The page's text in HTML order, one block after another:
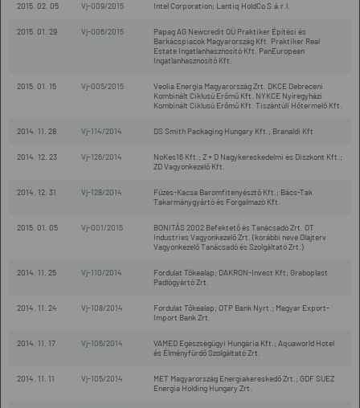
2015. 02. 05 Vj-009/2015 Intel Corporation; Lantiq HoldCo S.á.r.l.
2015. 01. 29 Vj-006/2015
Papag AG Newcredit OÜ Praktiker Építési és
Barkácspiacok Magyarország Kft. Praktiker Real
Estate Ingatlanhasznosító Kft. PanEuropean
Ingatlanhasznosító Kft.
2015. 01. 15 Vj-005/2015
Veolia Energia Magyarország Zrt. DKCE Debreceni
Kombinált Ciklusú Erőmű Kft. NYKCE Nyíregyházi
Kombinált Ciklusú Erőmű Kft. Tiszántúli Hőtermelő Kft.
2014. 11. 28 Vj-114/2014 DS Smith Packaging Hungary Kft.; Branaldi Kft
2014. 12. 23 Vj-126/2014
NoKes16 Kft.; Z + D Nagykereskedelmi és Diszkont Kft.;
ZD Vagyonkezelő Kft.
2014. 12. 31 Vj-128/2014
Füzes-Kacsa Baromfitenyésztő Kft.; Bács-Tak
Takarmánygyártó és Forgalmazó Kft.
2015. 01. 05 Vj-001/2015
BONITÁS 2002 Befektető és Tanácsadó Zrt. OT
Industries Vagyonkezelő Zrt. (korábbi neve Olajterv
Vagyonkezelő Tanácsadó és Szolgáltató Zrt.)
2014. 11. 25 Vj-110/2014
Fordulat Tőkealap; DAKRON-Invest Kft; Graboplast
Padlógyártó Zrt.
2014. 11. 24 Vj-108/2014
Fordulat Tőkealap; OTP Bank Nyrt.; Magyar Export-
Import Bank Zrt.
2014. 11. 17 Vj-106/2014
VAMED Egészségügyi Hungária Kft.; Aquaworld Hotel
és Élményfürdő Szolgáltató Zrt.
2014. 11. 11 Vj-105/2014
MET Magyarország Energiakereskedő Zrt.; GDF SUEZ
Energia Holding Hungary Zrt.